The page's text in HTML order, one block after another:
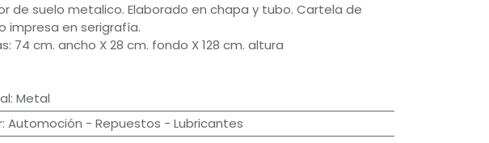
de suelo metalico. Elaborado en chapa y tubo. Cartela de
impresa en serigrafía.
74 cm. ancho X 28 cm. fondo X 128 cm. altura
: Metal
: Automoción - Repuestos - Lubricantes